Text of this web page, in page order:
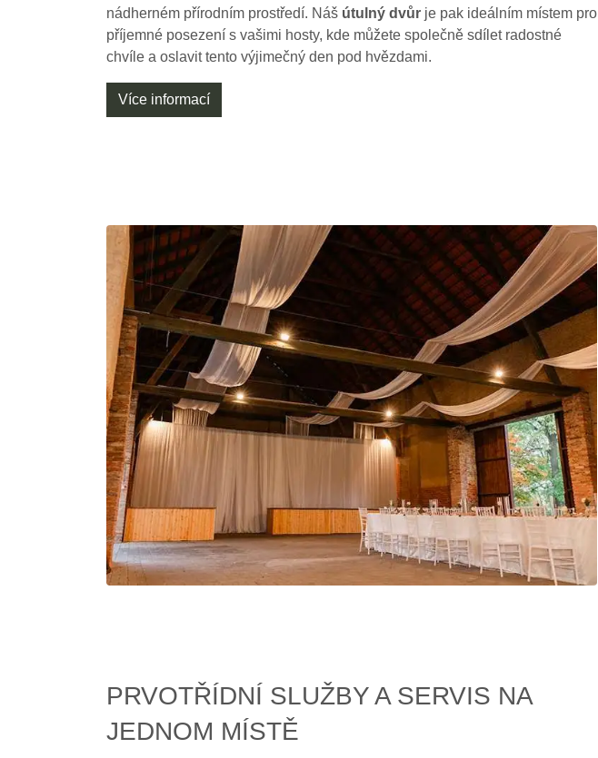
nádherném přírodním prostředí. Náš útulný dvůr je pak ideálním místem pro
příjemné posezení s vašimi hosty, kde můžete společně sdílet radostné
chvíle a oslavit tento výjimečný den pod hvězdami.
Více informací
PRVOTŘÍDNÍ SLUŽBY A SERVIS NA
JEDNOM MÍSTĚ